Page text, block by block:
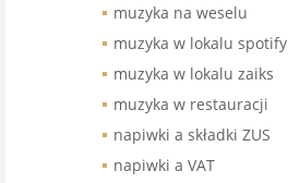
muzyka na weselu
muzyka w lokalu spotify
muzyka w lokalu zaiks
muzyka w restauracji
napiwki a składki ZUS
napiwki a VAT